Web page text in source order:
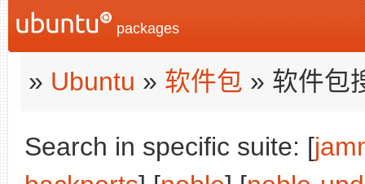
packages
» Ubuntu » 软件包 » 软件包
Search in specific suite: [